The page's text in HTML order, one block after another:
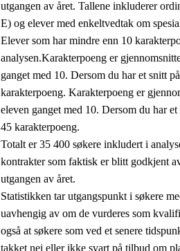
utgangen av året. Tallene inkluderer
E) og elevermed enkeltvedtak om
Elever som har mindre enn 10
analysen.Karakterpoeng er
ganget med 10. Dersom du har et snitt
karakterpoeng. Karakterpoeng er
eleven ganget med 10. Dersom du har
45 karakterpoeng.
Totalt er 35 400 søkere inkludert i
kontrakter som faktisk er blitt godkjent
utgangen av året.
Statistikken tar utgangspunkt i søkere
uavhengig av om de vurderes som
også at søkere som ved et senere
takket nei eller ikke svart på tilbud om